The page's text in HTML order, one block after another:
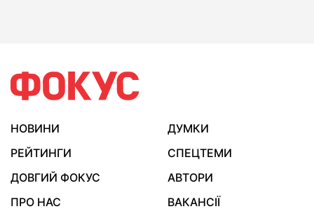
НОВИНИ
ДУМКИ
РЕЙТИНГИ
СПЕЦТЕМИ
ДОВГИЙ ФОКУС
АВТОРИ
ПРО НАС
ВАКАНСІЇ